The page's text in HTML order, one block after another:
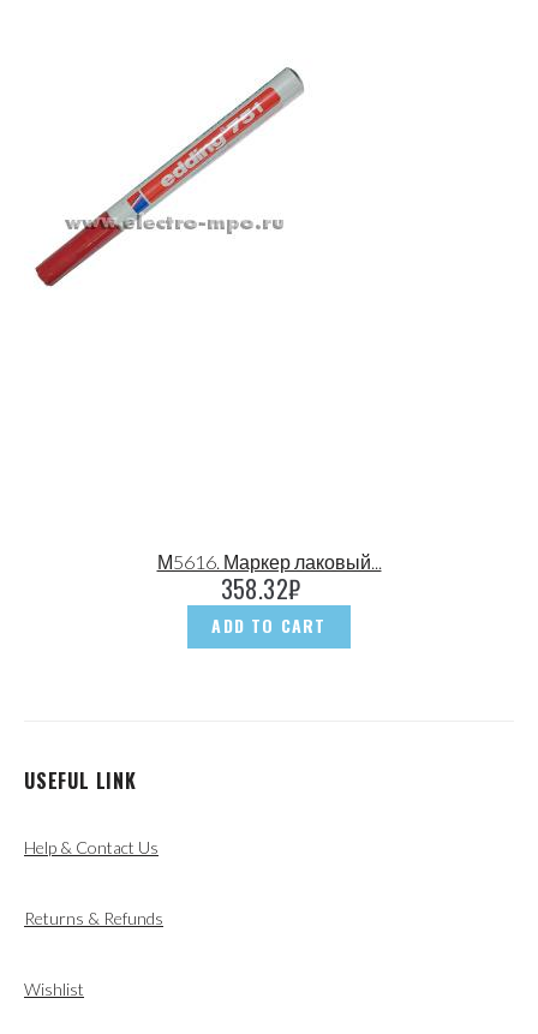
М5616. Маркер лаковый...
358.32₽
ADD TO CART
USEFUL LINK
Help & Contact Us
Returns & Refunds
Wishlist